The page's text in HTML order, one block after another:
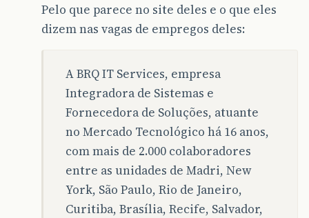
Pelo que parece no site deles e o que eles
dizem nas vagas de empregos deles:
A BRQ IT Services, empresa
Integradora de Sistemas e
Fornecedora de Soluções, atuante
no Mercado Tecnológico há 16 anos,
com mais de 2.000 colaboradores
entre as unidades de Madri, New
York, São Paulo, Rio de Janeiro,
Curitiba, Brasília, Recife, Salvador,